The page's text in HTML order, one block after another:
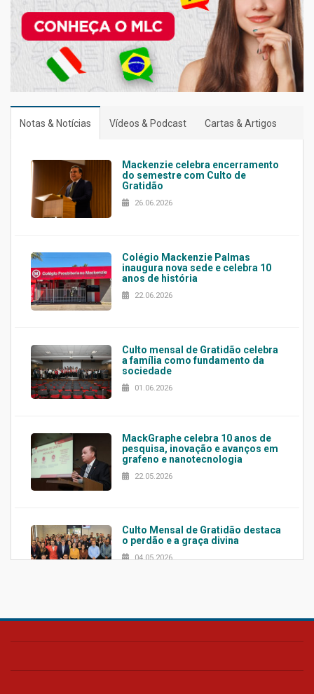
Notas & Notícias Vídeos & Podcast Cartas & Artigos
Mackenzie celebra encerramento
do semestre com Culto de
Gratidão
26.06.2026
Colégio Mackenzie Palmas
inaugura nova sede e celebra 10
anos de história
22.06.2026
Culto mensal de Gratidão celebra
a família como fundamento da
sociedade
01.06.2026
MackGraphe celebra 10 anos de
pesquisa, inovação e avanços em
grafeno e nanotecnologia
22.05.2026
Culto Mensal de Gratidão destaca
o perdão e a graça divina
04.05.2026
Confira como foi o culto mensal